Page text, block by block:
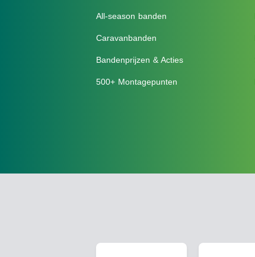
All-season banden
Caravanbanden
Bandenprijzen & Acties
500+ Montagepunten